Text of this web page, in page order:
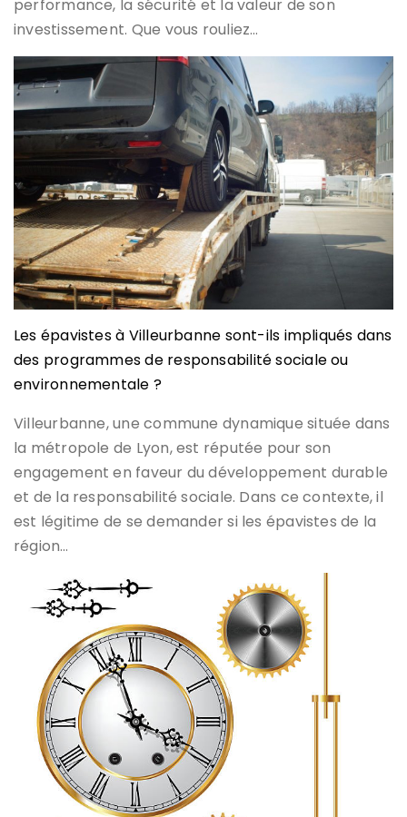
performance, la sécurité et la valeur de son
investissement. Que vous rouliez…
Les épavistes à Villeurbanne sont-ils impliqués dans
des programmes de responsabilité sociale ou
environnementale ?
Villeurbanne, une commune dynamique située dans
la métropole de Lyon, est réputée pour son
engagement en faveur du développement durable
et de la responsabilité sociale. Dans ce contexte, il
est légitime de se demander si les épavistes de la
région…